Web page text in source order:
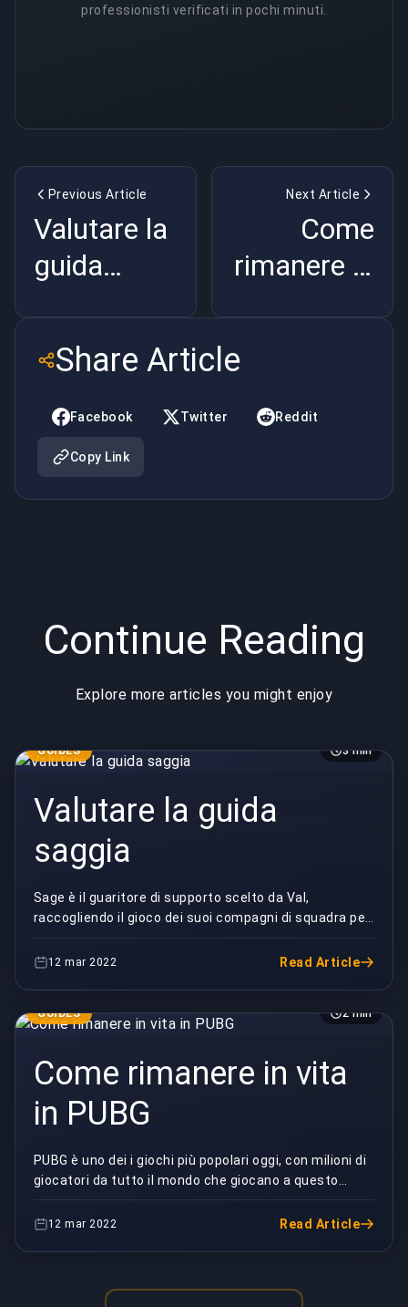
professionisti verificati in pochi minuti.
Previous Article
Valutare la
guida
Next Article
Come
rimanere in
Share Article
Facebook Twitter Reddit
Copy Link
Continue Reading
Explore more articles you might enjoy
GUIDES 3 min
Valutare la guida
saggia
Sage è il guaritore di supporto scelto da Val,
raccogliendo il gioco dei suoi compagni di squadra per
fornire supporto e valore oltre il solo ottenere...
12 mar 2022 Read Article
GUIDES 2 min
Come rimanere in vita
in PUBG
PUBG è uno dei i giochi più popolari oggi, con milioni di
giocatori da tutto il mondo che giocano a questo
gioco online. Tuttavia, come altri giochi o...
12 mar 2022 Read Article